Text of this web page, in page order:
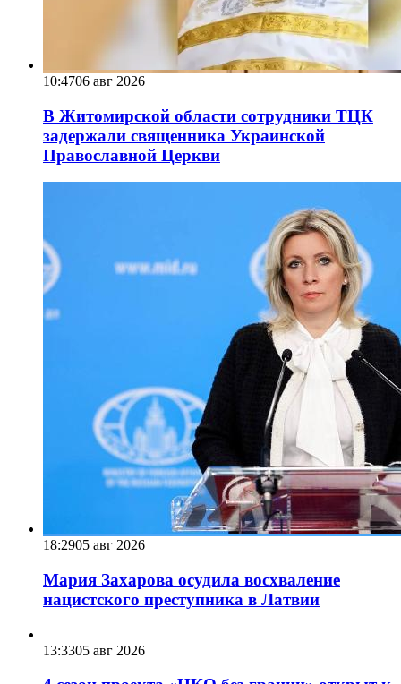
10:4706 авг 2026
В Житомирской области сотрудники ТЦК
задержали священника Украинской
Православной Церкви
18:2905 авг 2026
Мария Захарова осудила восхваление
нацистского преступника в Латвии
13:3305 авг 2026